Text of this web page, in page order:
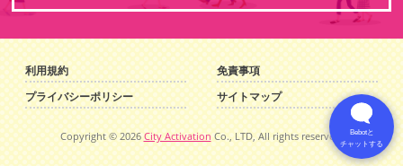
利用規約 免責事項
プライバシーポリシー サイトマップ
Copyright ©2026City ActivationCo., LTD, All rights reserved.
Bebotと
チャットする